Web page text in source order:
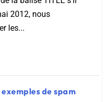
2012, nous
les...
de spam